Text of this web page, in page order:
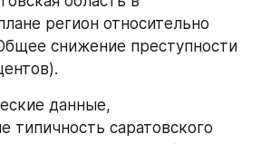
регион относительно
снижение преступности
данные,
типичность саратовского